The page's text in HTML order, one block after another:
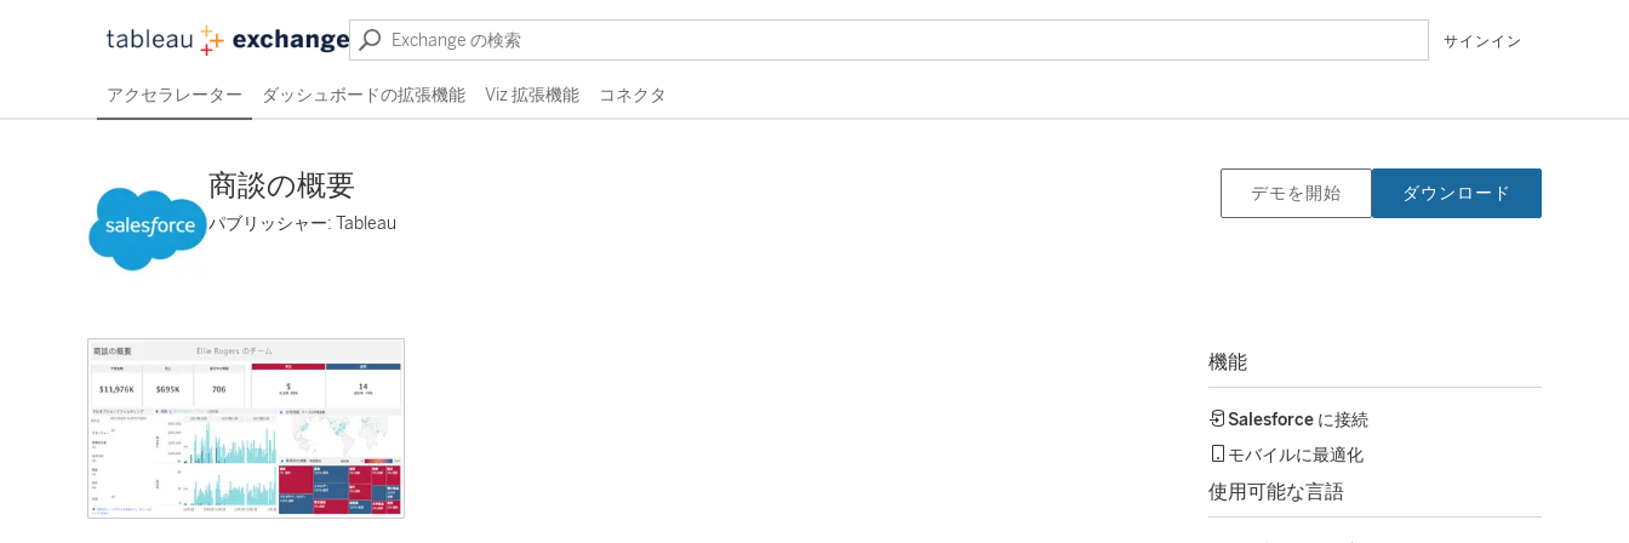
サインイン
アクセラレーター ダッシュボードの拡張機能 Viz 拡張機能 コネクタ
商談の概要
パブリッシャー: Tableau
デモを開始 ダウンロード
機能
Salesforce に接続
モバイルに最適化
使用可能な言語